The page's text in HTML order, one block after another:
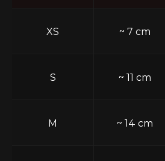
XS ~ 7 cm
S ~ 11 cm
M ~ 14 cm